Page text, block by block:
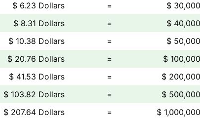
$ 6.23 Dollars
=
$
$ 8.31 Dollars
=
$
$ 10.38 Dollars
=
$
$ 20.76 Dollars
=
$
$ 41.53 Dollars
=
$
$ 103.82 Dollars
=
$
$ 207.64 Dollars
= $